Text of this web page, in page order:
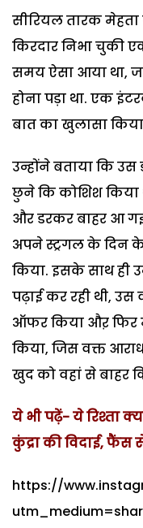
सीरियल तारक मेहता
किरदार निभा चुकी
समय ऐसा आया था,
होना पड़ा था. एक
बात का खुलासा
उन्होंने बताया कि
छुने कि कोशिश किया
और डरकर बाहर आ
अपने स्ट्रगल के दिन के
किया. इसके साथ ही
पढ़ाई कर रही थी,
ऑफर किया औऱ फिर
किया, जिस वक्त
खुद को वहां से बाहर
ये भी पढ़ें- ये रिश्ता
कुंद्रा की विदाई, फैंस
https://